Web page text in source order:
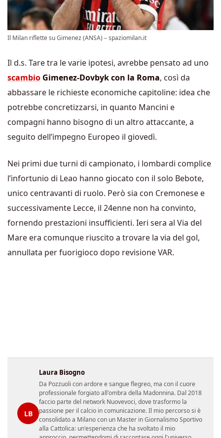
Il Milan riflette su Gimenez (ANSA) – spaziomilan.it
Il d.s. Tare tra le varie ipotesi, avrebbe pensato ad uno
scambio Gimenez-Dovbyk con la Roma, così da
abbassare le richieste economiche capitoline: idea che
potrebbe concretizzarsi, in quanto Mancini e
compagni hanno bisogno di un altro attaccante, a
seguito dell’impegno Europeo il giovedì.
Nei primi due turni di campionato, i lombardi complice
l’infortunio di Leao hanno giocato con il solo Bebote,
unico centravanti di ruolo. Però sia con Cremonese e
successivamente Lecce, il 24enne non ha convinto,
fornendo prestazioni insufficienti. Ieri sera al Via del
Mare era comunque riuscito a trovare la via del gol,
annullata per fuorigioco dopo revisione VAR.
LB
Laura Bisogno
Da Pozzuoli con ardore e sangue flegreo, ma con il cuore
professionale forgiato all'ombra della Madonnina. Dal 2018
faccio parte del network Nuovevoci, dove trasformo la
passione per il calcio in comunicazione. Il mio percorso si è
consolidato a Milano con un Master in Giornalismo Sportivo
alla Cattolica: un'esperienza che ha svoltato il mio